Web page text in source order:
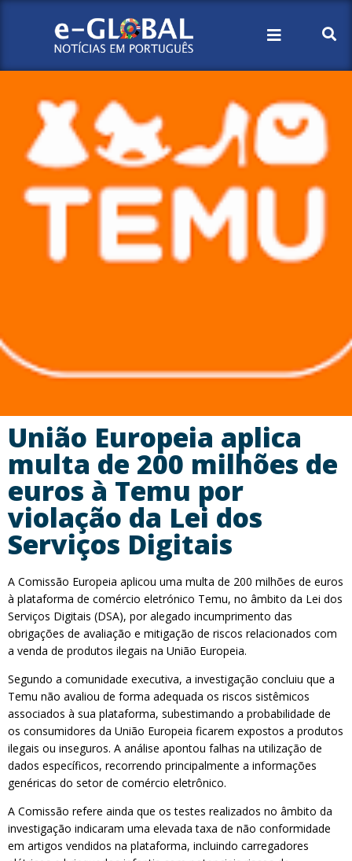
União Europeia aplica
multa de 200 milhões de
euros à Temu por
violação da Lei dos
Serviços Digitais
A Comissão Europeia aplicou uma multa de 200 milhões de euros
à plataforma de comércio eletrónico Temu, no âmbito da Lei dos
Serviços Digitais (DSA), por alegado incumprimento das
obrigações de avaliação e mitigação de riscos relacionados com
a venda de produtos ilegais na União Europeia.
Segundo a comunidade executiva, a investigação concluiu que a
Temu não avaliou de forma adequada os riscos sistêmicos
associados à sua plataforma, subestimando a probabilidade de
os consumidores da União Europeia ficarem expostos a produtos
ilegais ou inseguros. A análise apontou falhas na utilização de
dados específicos, recorrendo principalmente a informações
genéricas do setor de comércio eletrônico.
A Comissão refere ainda que os testes realizados no âmbito da
investigação indicaram uma elevada taxa de não conformidade
em artigos vendidos na plataforma, incluindo carregadores